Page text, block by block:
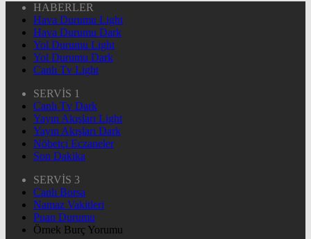
HABERLER
Hava Durumu Light
Hava Durumu Dark
Yol Durumu Light
Yol Durumu Dark
Canlı Tv Light
SERVİS 1
Canlı Tv Dark
Yayın Akışları Light
Yayın Akışları Dark
Nöbetçi Eczaneler
Son Dakika
SERVİS 3
Canlı Borsa
Namaz Vakitleri
Puan Durumu
Örnek Burç Yorumu